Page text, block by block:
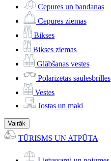
Cepures un bandanas
Cepures ziemas
Bikses
Bikses ziemas
Glābšanas vestes
Polarizētās saulesbrilles
Vestes
Jostas un maki
Vairāk
TŪRISMS UN ATPŪTA